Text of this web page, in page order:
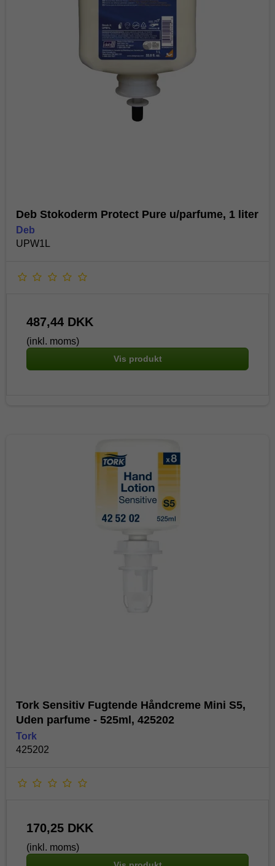
Deb Stokoderm Protect Pure u/parfume, 1 liter
Deb
UPW1L
487,44 DKK
(inkl. moms)
Vis produkt
Tork Sensitiv Fugtende Håndcreme Mini S5,
Uden parfume - 525ml, 425202
Tork
425202
170,25 DKK
(inkl. moms)